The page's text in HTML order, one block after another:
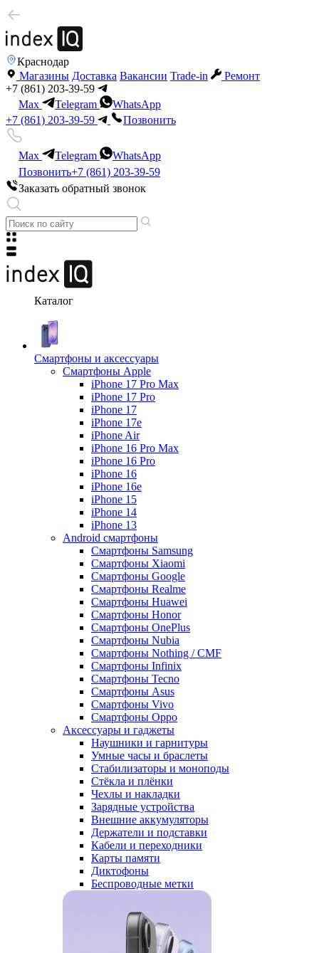
Краснодар
Магазины Доставка Вакансии Trade-in
Ремонт
+7 (861) 203-39-59
Max
Telegram
WhatsApp
+7 (861) 203-39-59
Позвонить
Max Telegram
WhatsApp
Позвонить+7 (861) 203-39-59
Заказать обратный звонок
Каталог
Смартфоны и аксессуары
Смартфоны Apple
iPhone 17 Pro Max
iPhone 17 Pro
iPhone 17
iPhone 17e
iPhone Air
iPhone 16 Pro Max
iPhone 16 Pro
iPhone 16
iPhone 16e
iPhone 15
iPhone 14
iPhone 13
Android cмартфоны
Смартфоны Samsung
Смартфоны Xiaomi
Смартфоны Google
Смартфоны Realme
Смартфоны Huawei
Смартфоны Honor
Смартфоны OnePlus
Смартфоны Nubia
Смартфоны Nothing / CMF
Смартфоны Infinix
Смартфоны Tecno
Смартфоны Asus
Смартфоны Vivo
Смартфоны Oppo
Аксессуары и гаджеты
Наушники и гарнитуры
Умные часы и браслеты
Стабилизаторы и моноподы
Стёкла и плёнки
Чехлы и накладки
Зарядные устройства
Внешние аккумуляторы
Держатели и подставки
Кабели и переходники
Карты памяти
Диктофоны
Беспроводные метки